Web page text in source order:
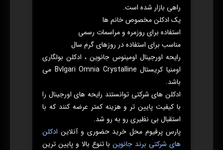
راهی بازار شده است.
یک ادکلن مخصوص خانم ها
استفاده برای روزمره و مراسمات رسمی
مناسب برای استفاده در روزهای گرم سال
رایحه اورجینال اومینوس جانوین ، ادکلن بولگاری
اومنیا کریستال Bvlgari Omnia Crystalline می
باشد.
ادکلن های شرکتی توانستند رایحه های اورجینال را
با کیفیت پایین تر و هزینه کمتر عرضه کنند که با
استقبال بی نظیری رو به رو شد.
پارس پرفیوم محل خرید حضوری و آنلاین ادکلن
های شرکتی برند جانوینبا تنوع بالا و پایین ترین